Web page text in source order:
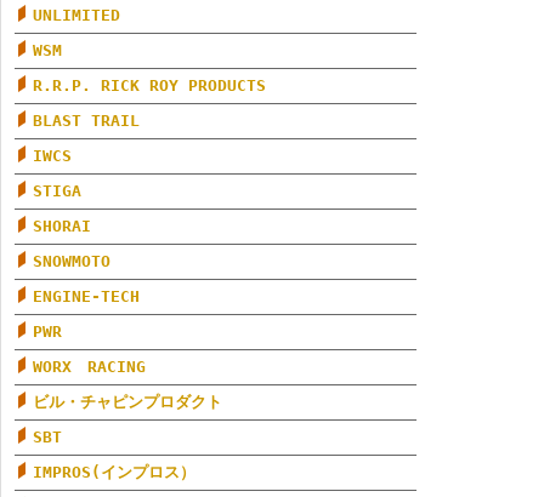
UNLIMITED
WSM
R.R.P. RICK ROY PRODUCTS
BLAST TRAIL
IWCS
STIGA
SHORAI
SNOWMOTO
ENGINE-TECH
PWR
WORX RACING
ビル・チャピンプロダクト
SBT
IMPROS(インプロス）